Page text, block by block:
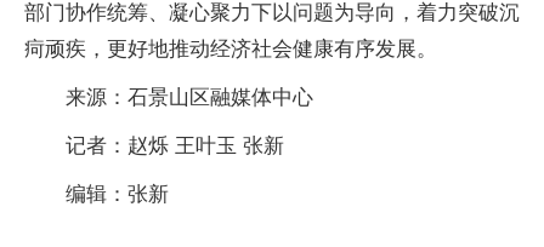
部门协作统筹、凝心聚力下以问题为导向，着力突破沉
疴顽疾，更好地推动经济社会健康有序发展。
来源：石景山区融媒体中心
记者：赵烁 王叶玉 张新
编辑：张新